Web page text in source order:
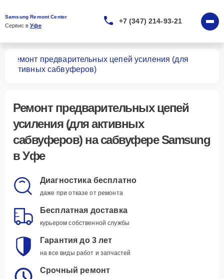
Samsung Remont Center
Сервис в Уфе
+7 (347) 214-93-21
Ремонт предварительных цепей усиления (для
активных сабвуферов)
Ремонт предварительных цепей
усиления (для активных
сабвуферов)на сабвуфере Samsung
в Уфе
Диагностика бесплатно
даже при отказе от ремонта
Бесплатная доставка
курьером собственной службы
Гарантия до 3 лет
на все виды работ и запчастей
Срочный ремонт